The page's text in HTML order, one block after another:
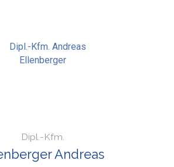
Dipl.-Kfm.
Andreas